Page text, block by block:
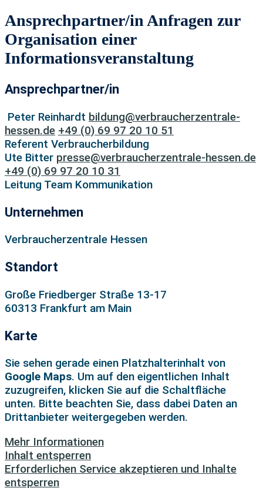
Ansprechpartner/in Anfragen zur
Organisation einer
Informationsveranstaltung
Ansprechpartner/in
Peter Reinhardt bildung@verbraucherzentrale-
hessen.de +49 (0) 69 97 20 10 51
Referent Verbraucherbildung
Ute Bitter presse@verbraucherzentrale-hessen.de
+49 (0) 69 97 20 10 31
Leitung Team Kommunikation
Unternehmen
Verbraucherzentrale Hessen
Standort
Große Friedberger Straße 13-17
60313 Frankfurt am Main
Karte
Sie sehen gerade einen Platzhalterinhalt von
Google Maps. Um auf den eigentlichen Inhalt
zuzugreifen, klicken Sie auf die Schaltfläche
unten. Bitte beachten Sie, dass dabei Daten an
Drittanbieter weitergegeben werden.
Mehr Informationen
Inhalt entsperren
Erforderlichen Service akzeptieren und Inhalte
entsperren